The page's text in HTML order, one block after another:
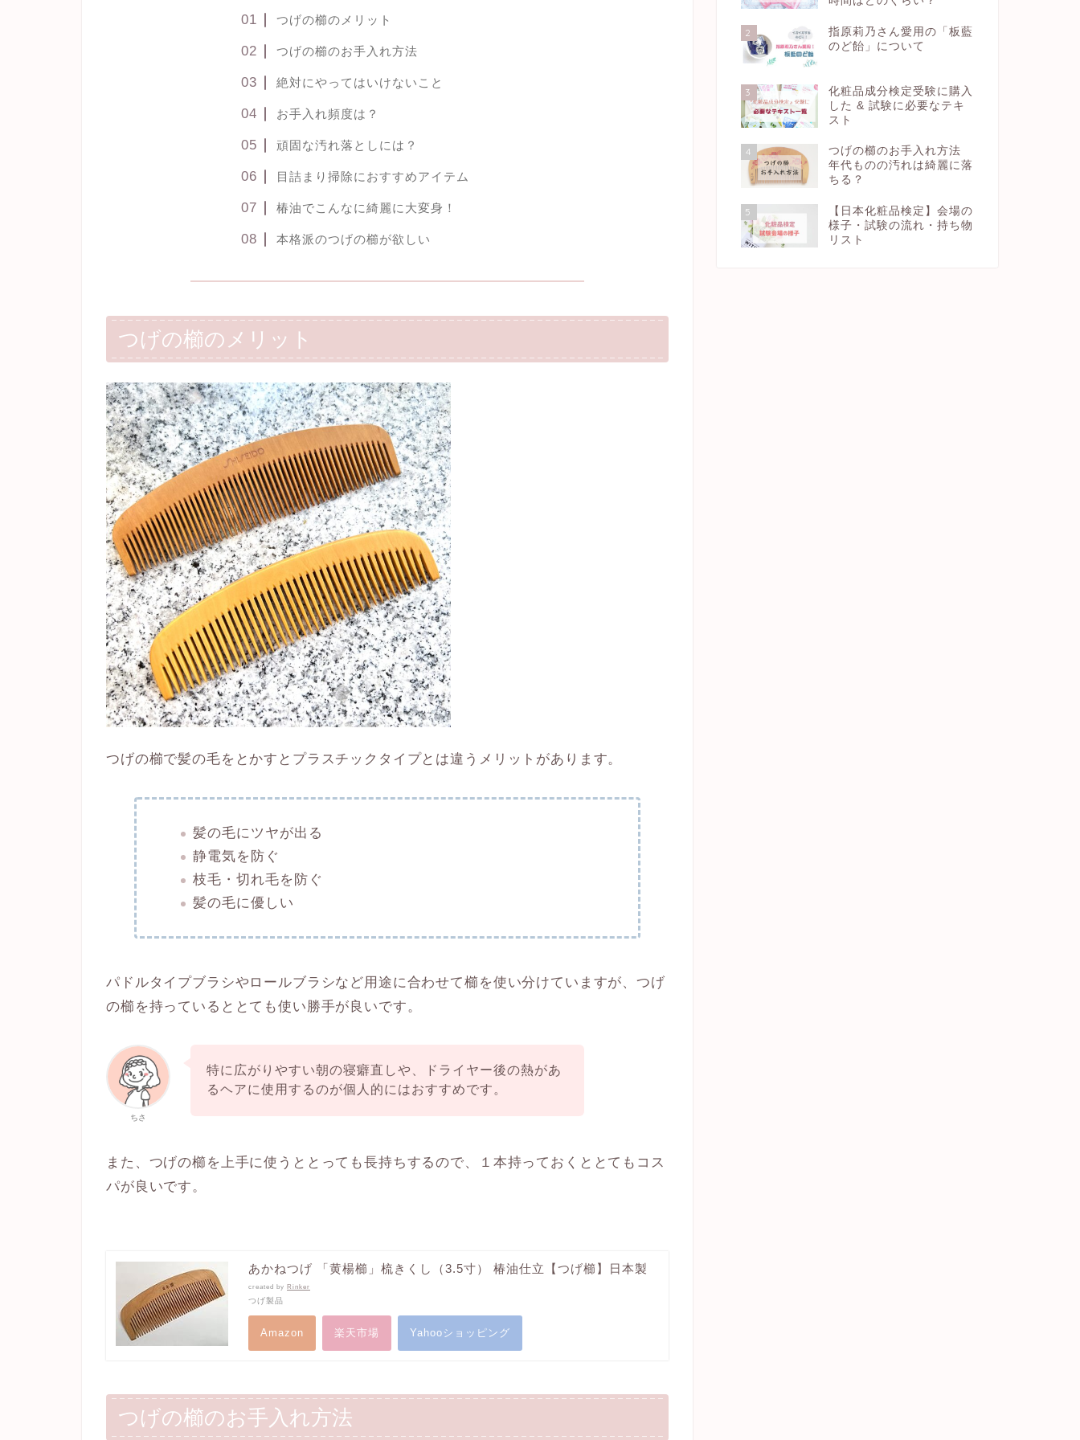
つげの櫛のメリット
つげの櫛のお手入れ方法
絶対にやってはいけないこと
お手入れ頻度は？
頑固な汚れ落としには？
目詰まり掃除におすすめアイテム
椿油でこんなに綺麗に大変身！
本格派のつげの櫛が欲しい
つげの櫛のメリット
つげの櫛で髪の毛をとかすとプラスチックタイプとは違うメリットがあります。
髪の毛にツヤが出る
静電気を防ぐ
枝毛・切れ毛を防ぐ
髪の毛に優しい
パドルタイプブラシやロールブラシなど用途に合わせて櫛を使い分けていますが、つげ
の櫛を持っているととても使い勝手が良いです。
ちさ
特に広がりやすい朝の寝癖直しや、ドライヤー後の熱があ
るヘアに使用するのが個人的にはおすすめです。
また、つげの櫛を上手に使うととっても長持ちするので、１本持っておくととてもコス
パが良いです。
あかねつげ 「黄楊櫛」梳きくし（3.5寸） 椿油仕立【つげ櫛】日本製
created by Rinker
つげ製品
Amazon 楽天市場 Yahooショッピング
つげの櫛のお手入れ方法
2
指原莉乃さん愛用の「板藍
のど飴」について
3
化粧品成分検定受験に購入
した & 試験に必要なテキ
スト
4
つげの櫛のお手入れ方法
年代ものの汚れは綺麗に落
ちる？
5
【日本化粧品検定】会場の
様子・試験の流れ・持ち物
リスト